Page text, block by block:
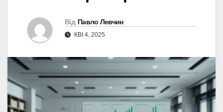
Від Павло Левчин
КВІ 4, 2025